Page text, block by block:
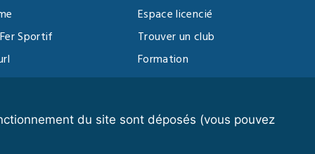
du site sont déposés (vous pouvez
Sportif
Training
Espace licencié
Trouver un club
Formation